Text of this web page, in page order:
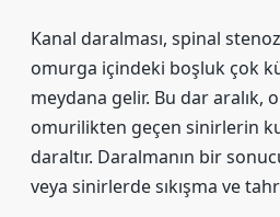
Kanal daralması, spinal
omurga içindeki boşluk çok
meydana gelir. Bu dar aralık,
omurilikten geçen sinirlerin
daraltır. Daralmanın bir
veya sinirlerde sıkışma ve